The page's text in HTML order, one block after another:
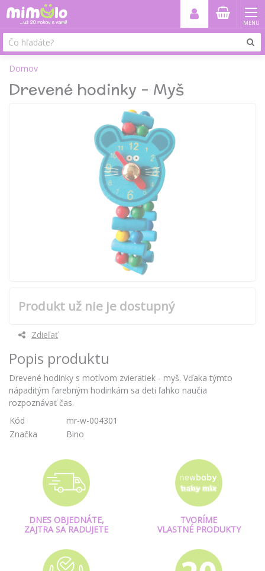
MENU
Domov
Drevené hodinky - Myš
Produkt už nie je dostupný
Zdieľať
Popis produktu
Drevené hodinky s motívom zvieratiek - myš. Vďaka týmto
nápaditým farebným hodinkám sa deti ľahko naučia
rozpoznávať čas.
Kód
mr-w-004301
Značka
Bino
DNES OBJEDNÁTE,
ZAJTRA SA RADUJETE
TVORÍME
VLASTNÉ PRODUKTY